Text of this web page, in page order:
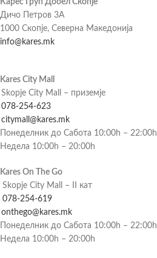
Дичо Петров 3А
1000 Скопје, Северна Македонија
info@kares.mk
Kares City Mall
Skopje City Mall – приземје
078-254-623
citymall@kares.mk
Понеделник до Сабота 10:00h – 22:00h
Недела 10:00h – 20:00h
Kares On The Go
Skopje City Mall – II кат
078-254-619
onthego@kares.mk
Понеделник до Сабота 10:00h – 22:00h
Недела 10:00h – 20:00h